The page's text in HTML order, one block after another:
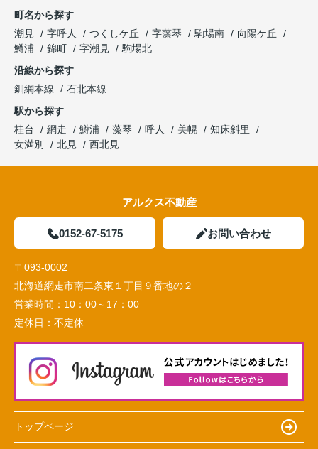
町名から探す
潮見
字呼人 つくしケ丘 字藻琴 駒場南
向陽ケ丘
鱒浦
錦町 字潮見
駒場北
沿線から探す
釧網本線
石北本線
駅から探す
桂台
網走 鱒浦 藻琴 呼人 美幌
知床斜里
女満別
北見 西北見
アルクス不動産
0152-67-5175 お問い合わせ
〒093-0002
北海道網走市南二条東１丁目９番地の２
営業時間： 10：00～17：00
定休日： 不定休
トップページ